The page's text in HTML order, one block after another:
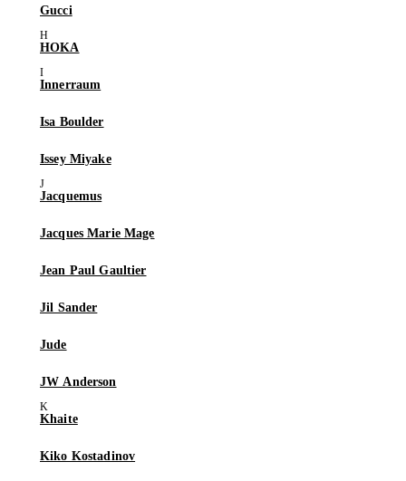
Gucci
HOKA
Innerraum
Isa Boulder
Issey Miyake
Jacquemus
Jacques Marie Mage
Jean Paul Gaultier
Jil Sander
Jude
JW Anderson
Khaite
Kiko Kostadinov